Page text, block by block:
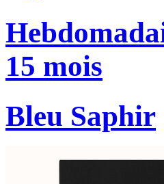
15 mois
Bleu Saphir